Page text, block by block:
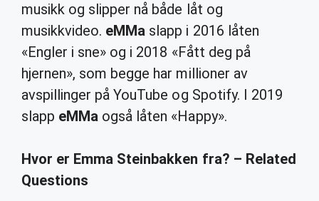
musikk og slipper nå både låt og
musikkvideo. eMMa slapp i 2016 låten
«Engler i sne» og i 2018 «Fått deg på
hjernen», som begge har millioner av
avspillinger på YouTube og Spotify. I 2019
slapp eMMa også låten «Happy».
Hvor er Emma Steinbakken fra? – Related
Questions